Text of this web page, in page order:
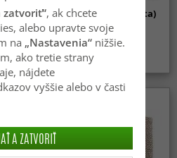
Jutový koberec - Daloa (juta)
49.99 €
zatvoriť“, ak chcete
alebo upravte svoje
na „Nastavenia“nižšie.
ako tretie strany
nájdete
vyššie alebo v časti
A ZATVORIŤ